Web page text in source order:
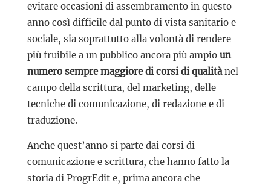
evitare occasioni di assembramento in questo
anno così difficile dal punto di vista sanitario e
sociale, sia soprattutto alla volontà di rendere
più fruibile a un pubblico ancora più ampio un
numero sempre maggiore di corsi di qualitànel
campo della scrittura, del marketing, delle
tecniche di comunicazione, di redazione e di
traduzione.
Anche quest’anno si parte dai corsi di
comunicazione e scrittura, che hanno fatto la
storia di ProgrEdit e, prima ancora che